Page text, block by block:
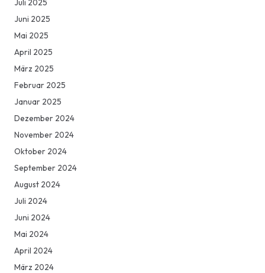
Juni 2025
Mai 2025
April 2025
März 2025
Februar 2025
Januar 2025
Dezember 2024
November 2024
Oktober 2024
September 2024
August 2024
Juli 2024
Juni 2024
Mai 2024
April 2024
März 2024